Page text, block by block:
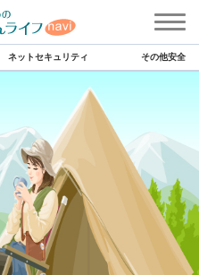
ネットセキュリティ その他安全